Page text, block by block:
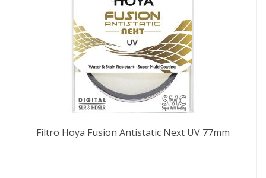
Filtro Hoya Fusion Antistatic Next UV 77mm